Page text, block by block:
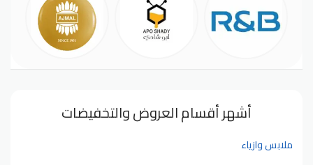
أشهر أقسام العروض والتخفيضات
ملابس وازياء